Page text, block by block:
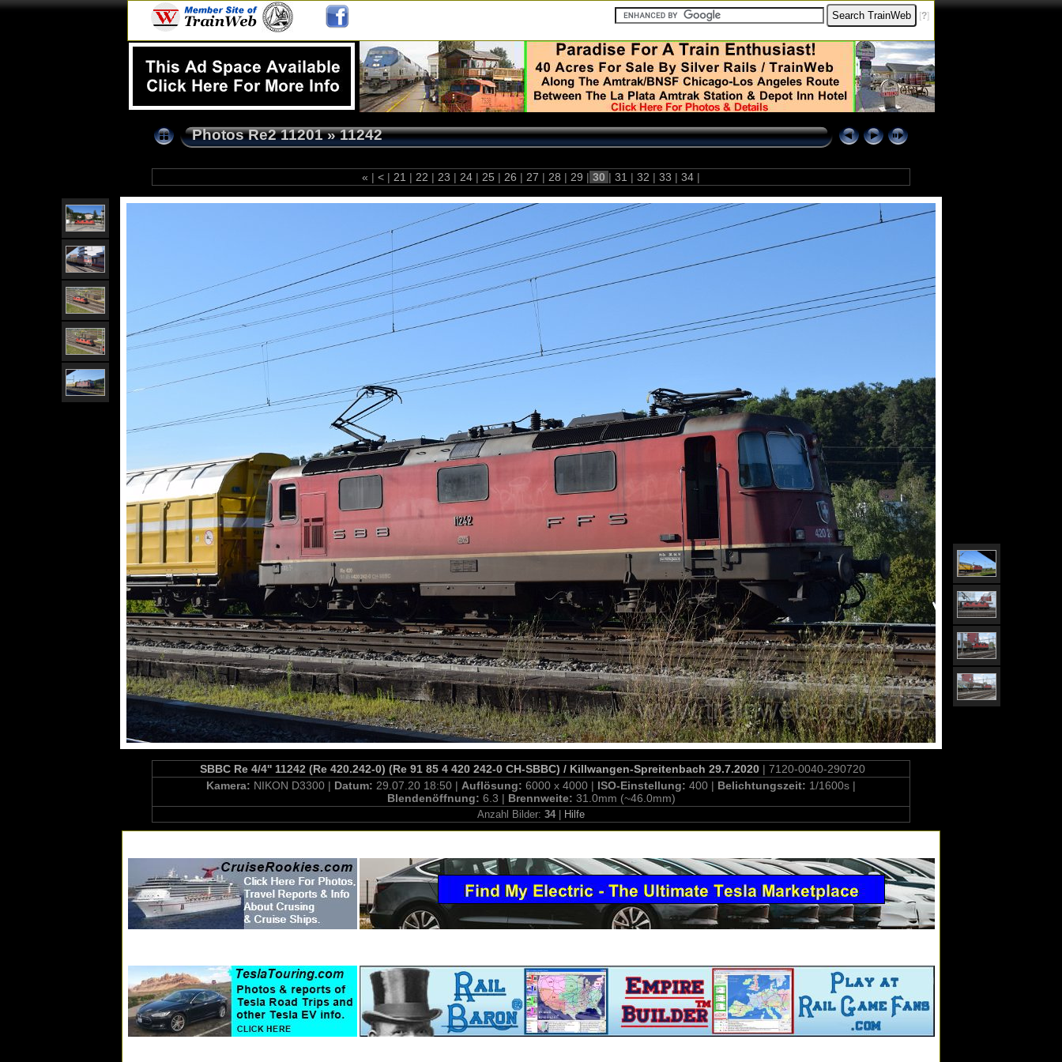
[?]
Photos Re2 11201»11242
« | < | 21 | 22 | 23 | 24 | 25 | 26 | 27 | 28 | 29 | 30 | 31 | 32 | 33 | 34 |
SBBC Re 4/4'' 11242 (Re 420.242-0) (Re 91 85 4 420 242-0 CH-SBBC) / Killwangen-Spreitenbach 29.7.2020 | 7120-0040-290720
Kamera: NIKON D3300 | Datum: 29.07.20 18:50 | Auflösung: 6000 x 4000 | ISO-Einstellung: 400 | Belichtungszeit: 1/1600s |
Blendenöffnung: 6.3 | Brennweite: 31.0mm (~46.0mm)
Anzahl Bilder: 34 Hilfe